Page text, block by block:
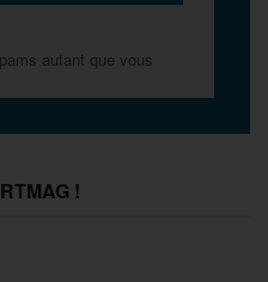
autant que vous
!